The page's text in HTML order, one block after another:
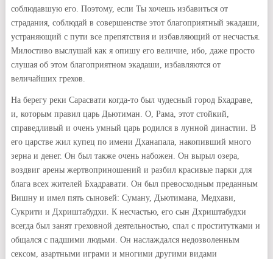
соблюдавшую его. Поэтому, если Ты хочешь избавиться от
страдания, соблюдай в совершенстве этот благоприятный экадаши,
устраняющий с пути все препятствия и избавляющий от несчастья.
Милостиво выслушай как я опишу его величие, ибо, даже просто
слушая об этом благоприятном экадаши, избавляются от
величайших грехов.
На берегу реки Сарасвати когда-то был чудесный город Бхадраве,
и, которым правил царь Дьютиман. О, Рама, этот стойкий,
справедливый и очень умный царь родился в лунной династии. В
его царстве жил купец по имени Дханапала, накопивший много
зерна и денег. Он был также очень набожен. Он вырыл озера,
воздвиг арены жертвоприношений и разбил красивые парки для
блага всех жителей Бхадравати. Он был превосходным преданным
Вишну и имел пять сыновей: Суману, Дьютимана, Медхави,
Сукрити и Дхриштабудхи. К несчастью, его сын Дхриштабудхи
всегда был занят греховной деятельностью, спал с проститутками и
общался с падшими людьми. Он наслаждался недозволенным
сексом, азартными играми и многими другими видами